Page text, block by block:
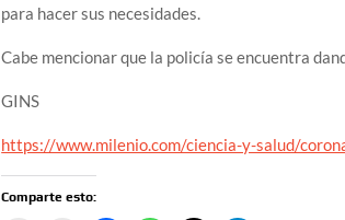
para hacer sus necesidades.
Cabe mencionar que la policía se encuentra
GINS
https://www.milenio.com/ciencia-y-salud/
Comparte esto: